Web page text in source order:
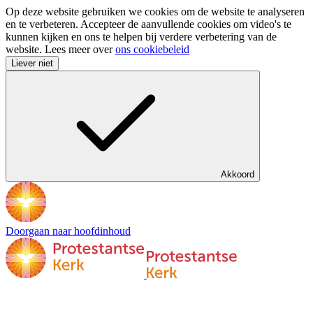
Op deze website gebruiken we cookies om de website te analyseren
en te verbeteren. Accepteer de aanvullende cookies om video's te
kunnen kijken en ons te helpen bij verdere verbetering van de
website. Lees meer overons cookiebeleid
Liever niet
Akkoord
Doorgaan naar hoofdinhoud